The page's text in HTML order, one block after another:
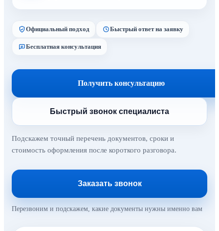
Официальный подход Быстрый ответ на заявку
Бесплатная консультация
Получить консультацию
Быстрый звонок специалиста
Подскажем точный перечень документов, сроки и
стоимость оформления после короткого разговора.
Заказать звонок
Перезвоним и подскажем, какие документы нужны именно вам